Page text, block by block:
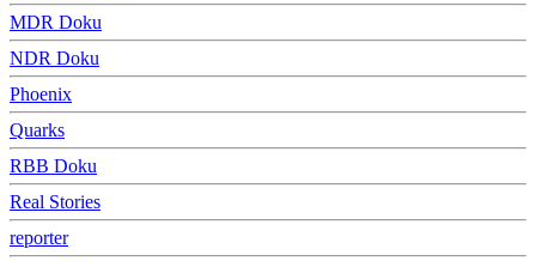
MDR Doku
NDR Doku
Phoenix
Quarks
RBB Doku
Real Stories
reporter